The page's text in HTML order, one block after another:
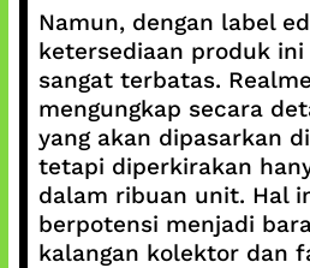
Namun, dengan label
ketersediaan produk
sangat terbatas.
mengungkap secara
yang akan dipasarkan
tetapi diperkirakan
dalam ribuan unit. Hal
berpotensi menjadi
kalangan kolektor dan